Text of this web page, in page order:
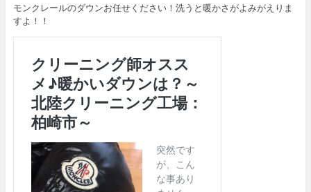
モンクレールのダウンお任せください！洗うと暖かさがよみがえりま
すよ！！